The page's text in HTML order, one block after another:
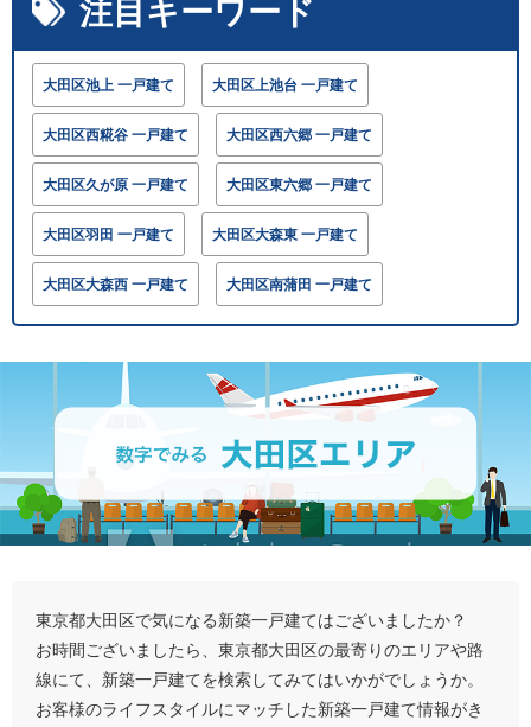
注目キーワード
大田区池上 一戸建て 大田区上池台 一戸建て
大田区西糀谷 一戸建て 大田区西六郷 一戸建て
大田区久が原 一戸建て 大田区東六郷 一戸建て
大田区羽田 一戸建て 大田区大森東 一戸建て
大田区大森西 一戸建て 大田区南蒲田 一戸建て
東京都大田区で気になる新築一戸建てはございましたか？
お時間ございましたら、東京都大田区の最寄りのエリアや路
線にて、新築一戸建てを検索してみてはいかがでしょうか。
お客様のライフスタイルにマッチした新築一戸建て情報がき